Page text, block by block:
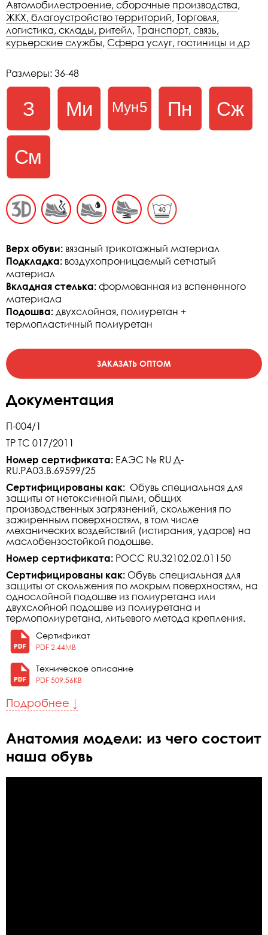
Автомобилестроение, сборочные производства,
ЖКХ, благоустройство территорий, Торговля,
логистика, склады, ритейл, Транспорт, связь,
курьерские службы, Сфера услуг, гостиницы и др
Размеры: 36-48
Верх обуви: вязаный трикотажный материал
Подкладка: воздухопроницаемый сетчатый
материал
Вкладная стелька: формованная из вспененного
материала
Подошва: двухслойная, полиуретан +
термопластичный полиуретан
Документация
П-004/1
ТР ТС 017/2011
Номер сертификата: ЕАЭС № RU Д-
RU.РА03.В.69599/25
Сертифицированы как: Обувь специальная для
защиты от нетоксичной пыли, общих
производственных загрязнений, скольжения по
зажиренным поверхностям, в том числе
механических воздействий (истирания, ударов) на
маслобензостойкой подошве.
Номер сертификата: РОСС RU.32102.02.01150
Сертифицированы как: Обувь специальная для
защиты от скольжения по мокрым поверхностям, на
однослойной подошве из полиуретана или
двухслойной подошве из полиуретана и
термополиуретана, литьевого метода крепления.
Сертификат
PDF 2.44MB
Техническое описание
PDF 509.56KB
Подробнее ↓
Анатомия модели: из чего состоит
наша обувь